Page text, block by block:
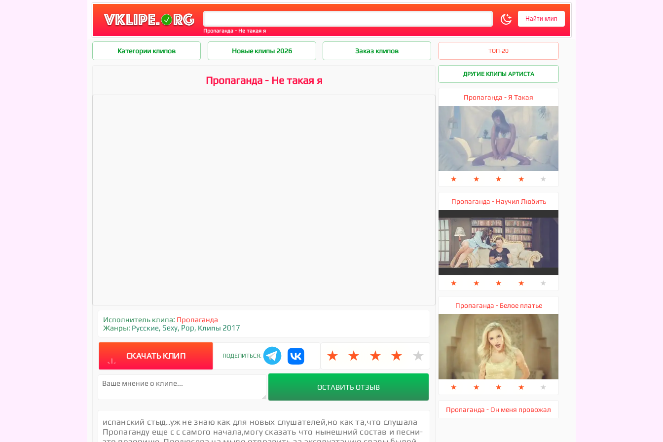
Пропаганда - Не такая я
Категории клипов Новые клипы 2026 Заказ клипов ТОП-20
Пропаганда - Не такая я
Исполнитель клипа: Пропаганда
Жанры: Русские, Sexy, Pop, Клипы 2017
СКАЧАТЬ КЛИП ПОДЕЛИТЬСЯ: ★ ★ ★ ★ ★
испанский стыд..уж не знаю как для новых слушателей,но как та,что слушала
Пропаганду еще с с самого начала,могу сказать что нынешний состав и песни-
ДРУГИЕ КЛИПЫ АРТИСТА
Пропаганда - Я Такая
★ ★ ★ ★ ★
Пропаганда - Научил Любить
★ ★ ★ ★ ★
Пропаганда - Белое платье
★ ★ ★ ★ ★
Пропаганда - Он меня провожал